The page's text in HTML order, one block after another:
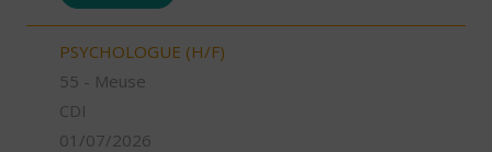
PSYCHOLOGUE (H/F)
55 - Meuse
CDI
01/07/2026